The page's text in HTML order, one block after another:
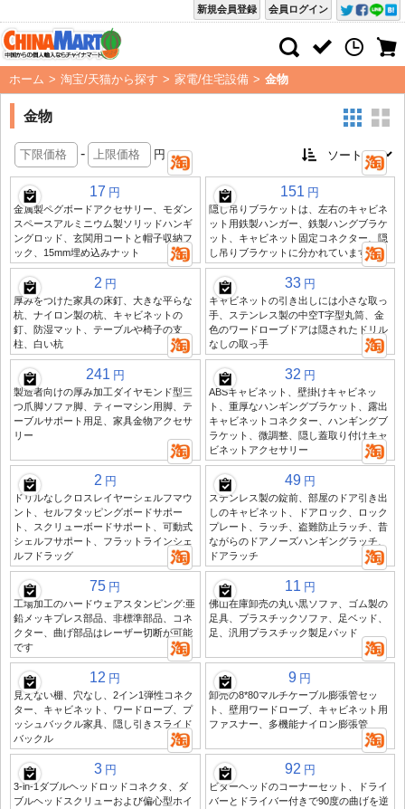
会員ログイン
新規会員登録
ホーム > 淘宝/天猫から探す > 家電/住宅設備 > 金物
金物
- 円
17 円
金属製ペグボードアクセサリー、モダン
スペースアルミニウム製ソリッドハンギ
ングロッド、玄関用コートと帽子収納フ
ック、15mm埋め込みナット
151 円
隠し吊りブラケットは、左右のキャビネ
ット用鉄製ハンガー、鉄製ハングブラケ
ット、キャビネット固定コネクター、隠
し吊りブラケットに分かれています
2 円
厚みをつけた家具の床釘、大きな平らな
杭、ナイロン製の杭、キャビネットの
釘、防湿マット、テーブルや椅子の支
柱、白い杭
33 円
キャビネットの引き出しには小さな取っ
手、ステンレス製の中空T字型丸筒、金
色のワードローブドアは隠されたドリル
なしの取っ手
241 円
製造者向けの厚み加工ダイヤモンド型三
つ爪脚ソファ脚、ティーマシン用脚、テ
ーブルサポート用足、家具金物アクセサ
リー
32 円
ABSキャビネット、壁掛けキャビネッ
ト、重厚なハンギングブラケット、露出
キャビネットコネクター、ハンギングブ
ラケット、微調整、隠し蓋取り付けキャ
ビネットアクセサリー
2 円
ドリルなしクロスレイヤーシェルフマウ
ント、セルフタッピングボードサポー
ト、スクリューボードサポート、可動式
シェルフサポート、フラットラインシェ
ルフドラッグ
49 円
ステンレス製の錠前、部屋のドア引き出
しのキャビネット、ドアロック、ロック
プレート、ラッチ、盗難防止ラッチ、昔
ながらのドアノーズハンギングラッチ、
ドアラッチ
75 円
工場加工のハードウェアスタンピング:亜
鉛メッキプレス部品、非標準部品、コネ
クター、曲げ部品はレーザー切断が可能
です
11 円
佛山在庫卸売の丸い黒ソファ、ゴム製の
足具、プラスチックソファ、足ベッド、
足、汎用プラスチック製足パッド
12 円
見えない棚、穴なし、2イン1弾性コネク
ター、キャビネット、ワードローブ、プ
ッシュバックル家具、隠し引きスライド
バックル
9 円
卸売の8*80マルチケーブル膨張管セッ
ト、壁用ワードローブ、キャビネット用
ファスナー、多機能ナイロン膨張管
3 円
3-in-1ダブルヘッドロッドコネクタ、ダ
ブルヘッドスクリューおよび偏心型ホイ
92 円
ビターヘッドのコーナーセット、ドライ
バーとドライバー付きで90度の曲げを逆